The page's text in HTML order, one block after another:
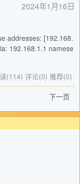
2024年1月16日
addresses: [192.168.
192.168.1.1 namese
(114) 评论(0) 推荐(0)
下一页